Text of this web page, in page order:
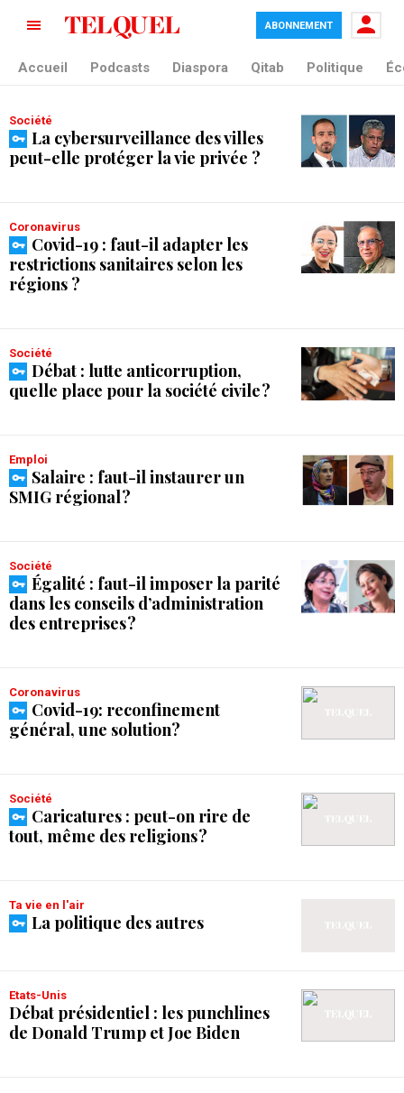
tag blade
ABONNEMENT
Accueil Podcasts Diaspora Qitab Politique
Société
La cybersurveillance des villes
peut-elle protéger la vie privée ?
Coronavirus
Covid-19 : faut-il adapter les
restrictions sanitaires selon les
régions ?
Société
Débat : lutte anticorruption,
quelle place pour la société civile ?
Emploi
Salaire : faut-il instaurer un
SMIG régional ?
Société
Égalité : faut-il imposer la parité
dans les conseils d’administration
des entreprises ?
Coronavirus
Covid-19: reconfinement
général, une solution?
Société
Caricatures : peut-on rire de
tout, même des religions ?
Ta vie en l'air
La politique des autres
Etats-Unis
Débat présidentiel : les punchlines
de Donald Trump et Joe Biden